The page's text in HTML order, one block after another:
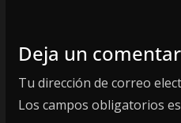
Deja un
Tu dirección de correo
Los campos obligatorios